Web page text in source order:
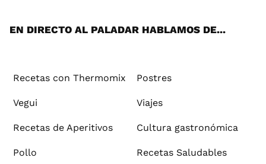
EN DIRECTO AL PALADAR HABLAMOS DE...
Recetas con Thermomix Postres
Vegui Viajes
Recetas de Aperitivos Cultura gastronómica
Pollo Recetas Saludables